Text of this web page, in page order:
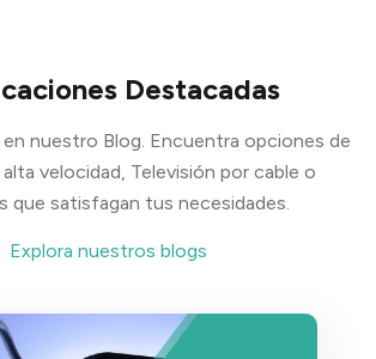
Destacadas
en nuestro Blog. Encuentra opciones de
velocidad, Televisión por cable o
que satisfagan tus necesidades.
Explora nuestros blogs